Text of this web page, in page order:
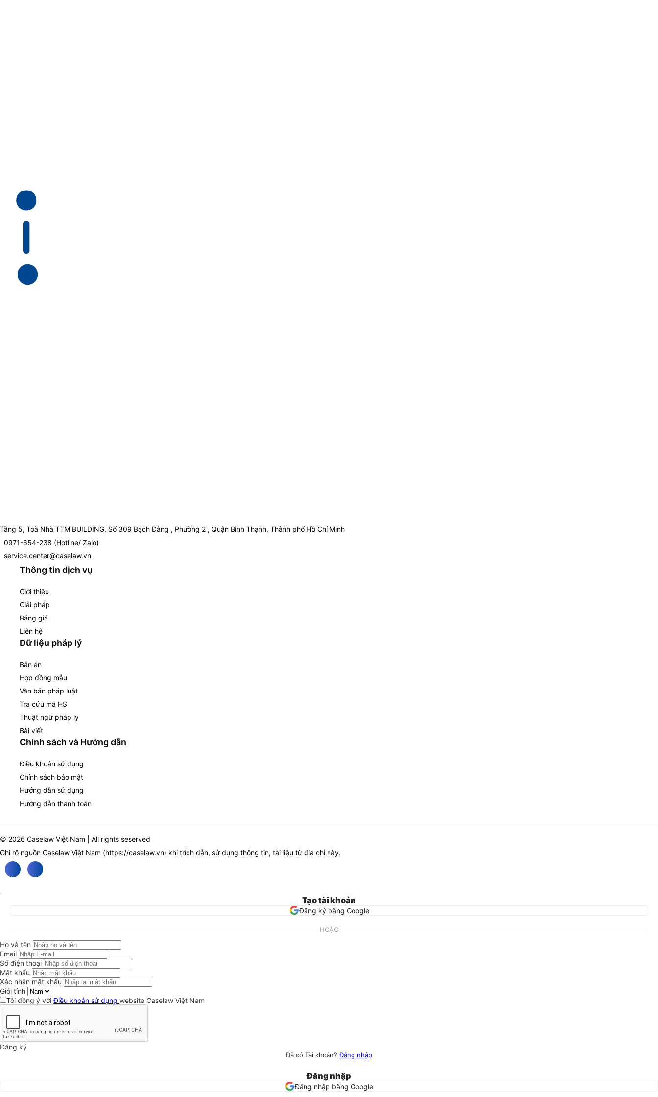
Tầng 5, Toà Nhà TTM BUILDING, Số 309 Bạch Đằng , Phường 2 , Quận Bình Thạnh, Thành phố Hồ Chí Minh
0971-654-238 (Hotline/ Zalo)
service.center@caselaw.vn
Thông tin dịch vụ
Giới thiệu
Giải pháp
Bảng giá
Liên hệ
Dữ liệu pháp lý
Bản án
Hợp đồng mẫu
Văn bản pháp luật
Tra cứu mã HS
Thuật ngữ pháp lý
Bài viết
Chính sách và Hướng dẫn
Điều khoản sử dụng
Chính sách bảo mật
Hướng dẫn sử dụng
Hướng dẫn thanh toán
© 2026 Caselaw Việt Nam | All rights seserved
Ghi rõ nguồn Caselaw Việt Nam (https://caselaw.vn) khi trích dẫn, sử dụng thông tin, tài liệu từ địa chỉ này.
Tạo tài khoản
Đăng ký bằng Google
HOẶC
Họ và tên
Email
Số điện thoại
Mật khẩu
Xác nhận mật khẩu
Giới tính
Tôi đồng ý vớiĐiều khoản sử dụng website Caselaw Việt Nam
Đăng ký
Đã có Tài khoản?Đăng nhập
Đăng nhập
Đăng nhập bằng Google